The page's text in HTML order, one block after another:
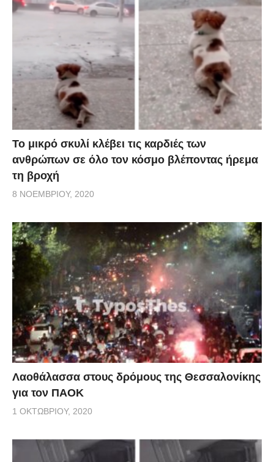
Το μικρό σκυλί κλέβει τις καρδιές των
ανθρώπων σε όλο τον κόσμο βλέποντας ήρεμα
τη βροχή
8 ΝΟΕΜΒΡΊΟΥ, 2020
Λαοθάλασσα στους δρόμους της Θεσσαλονίκης
για τον ΠΑΟΚ
1 ΟΚΤΩΒΡΊΟΥ, 2020